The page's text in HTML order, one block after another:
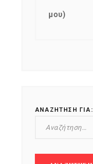
μου)
ΑΝΑΖΉΤΗΣΗ ΓΙΑ: